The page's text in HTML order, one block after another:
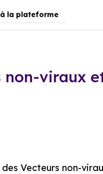
à la plateforme
non-viraux
Vecteurs non-